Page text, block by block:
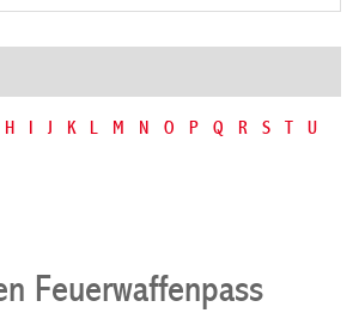
H I J K L M N O P Q R S T
U
Feuerwaffenpass